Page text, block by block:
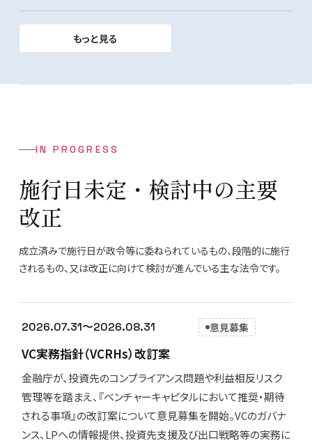
もっと見る
IN PROGRESS
施行日未定・検討中の主要
改正
成立済みで施行日が政令等に委ねられているもの、段階的に施行
されるもの、又は改正に向けて検討が進んでいる主な法令です。
2026.07.31〜2026.08.31 意見募集
VC実務指針（VCRHs）改訂案
金融庁が、投資先のコンプライアンス問題や利益相反リスク
管理等を踏まえ、『ベンチャーキャピタルにおいて推奨・期待
される事項』の改訂案について意見募集を開始。VCのガバナ
ンス、LPへの情報提供、投資先支援及び出口戦略等の実務に